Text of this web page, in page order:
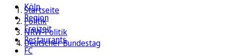
Köln
Region
Freizeit
Restaurants
FC
Startseite
Politik
NRW-Politik
Deutscher Bundestag